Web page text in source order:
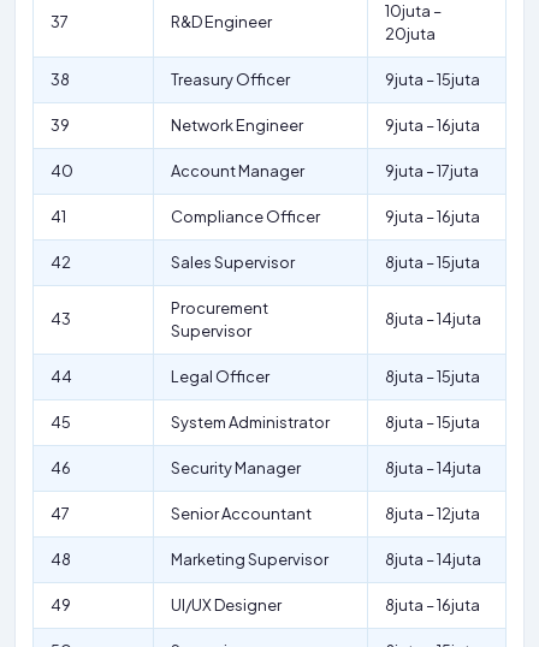
37 R&D Engineer
10juta –
20juta
38 Treasury Officer 9juta – 15juta
39 Network Engineer 9juta – 16juta
40 Account Manager 9juta – 17juta
41 Compliance Officer 9juta – 16juta
42 Sales Supervisor 8juta – 15juta
43
Procurement
Supervisor
8juta – 14juta
44 Legal Officer 8juta – 15juta
45 System Administrator 8juta – 15juta
46 Security Manager 8juta – 14juta
47 Senior Accountant 8juta – 12juta
48 Marketing Supervisor 8juta – 14juta
49 UI/UX Designer 8juta – 16juta